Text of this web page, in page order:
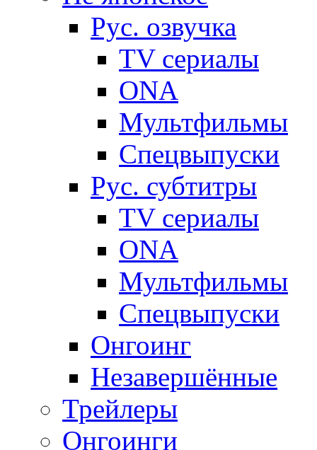
Рус. озвучка
TV сериалы
ONA
Мультфильмы
Спецвыпуски
Рус. субтитры
TV сериалы
ONA
Мультфильмы
Спецвыпуски
Онгоинг
Незавершённые
Трейлеры
Онгоинги